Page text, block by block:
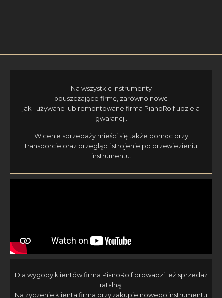
Na wszystkie instrumenty
opuszczające firmę, zarówno nowe
jak i używane lub remontowane firma PianoRolf udziela
gwarancji.
W cenie sprzedaży mieści się także pomoc przy
transporcie oraz przegląd i strojenie po przewiezieniu
instrumentu.
Dla wygody klientów firma PianoRolf prowadzi też sprzedaż
ratalną.
Na życzenie klienta firma przy zakupie nowego instrumentu